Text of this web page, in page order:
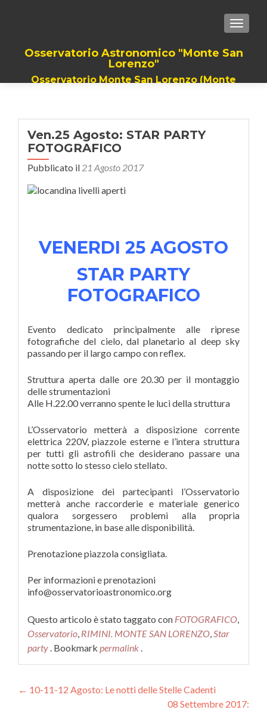
Osservatorio Astronomico "Monte San
Lorenzo"
Osservatorio Monte San Lorenzo (Monte
Ven.25 Agosto: STAR PARTY
FOTOGRAFICO
Pubblicato il 21 Agosto 2017
VENERDI 25 AGOSTO
STAR PARTY
FOTOGRAFICO
Evento dedicato principalmente alle riprese
fotografiche del cielo, dal planetario al deep sky
passando per il largo campo con reflex.
Struttura aperta dalle ore 20.30 per il montaggio
delle strumentazioni
Alle H.22.00 verranno spente le luci della struttura
L’Osservatorio metterà a disposizione corrente
elettrica 220V, piazzole esterne e l’intera struttura
per tutti gli astrofili che desiderano passare una
notte sotto lo stesso cielo stellato.
A disposizione dei partecipanti l’Osservatorio
metterà anche raccorderie e materiale generico
qualora sorgessero problemi alla propria
strumentazione, in base alle disponibilità.
Prenotazione piazzola consigliata.
Per informazioni e prenotazioni
info@osservatorioastronomico.org
Questo articolo è stato taggato con FOTOGRAFICO,
Osservatorio, RIMINI. MONTE SAN LORENZO,Star
party . Bookmark permalink .
Navigazione articoli
← 10-11-12 Agosto: Le notti delle Stelle Cadenti
08 Settembre 2017: